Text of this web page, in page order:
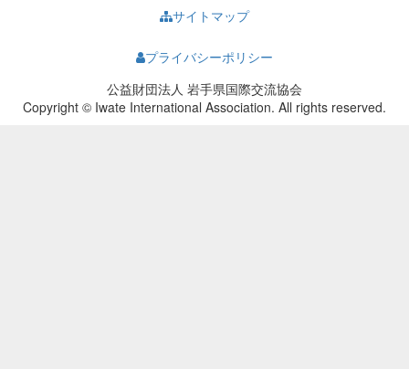
サイトマップ
プライバシーポリシー
公益財団法人 岩手県国際交流協会
Copyright © Iwate International Association. All rights reserved.